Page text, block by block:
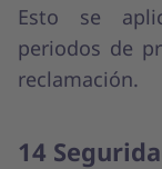
Esto se
periodos de
reclamación.
14